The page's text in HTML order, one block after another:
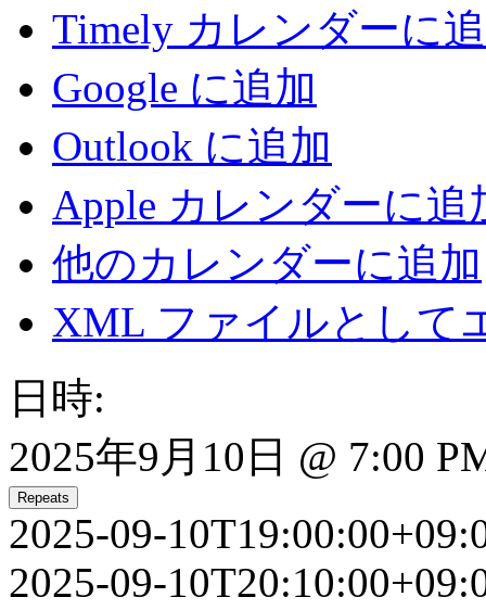
Timely カレンダーに
Google に追加
Outlook に追加
Apple カレンダーに追
他のカレンダーに追加
XML ファイルとして
日時:
2025年9月10日 @ 7:00
Repeats
2025-09-
2025-09-